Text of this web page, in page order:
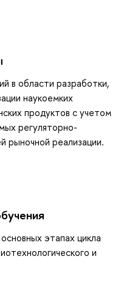
в области разработки,
наукоемких
продуктов с учетом
регуляторно-
рыночной реализации.
этапах цикла
и